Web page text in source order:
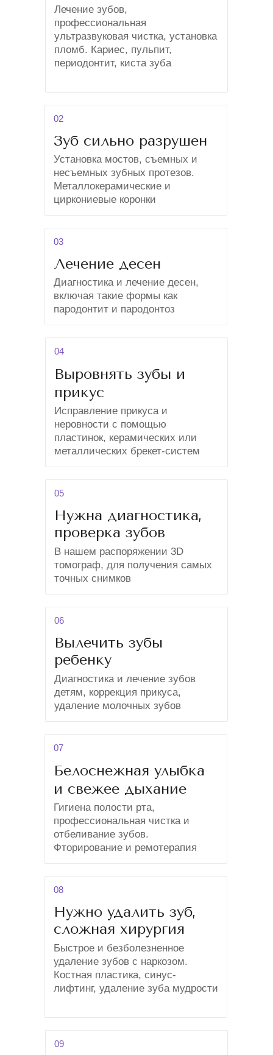
Лечение зубов,
профессиональная
ультразвуковая чистка, установка
пломб. Кариес, пульпит,
периодонтит, киста зуба
02
Зуб сильно разрушен
Установка мостов, съемных и
несъемных зубных протезов.
Металлокерамические и
циркониевые коронки
03
Лечение десен
Диагностика и лечение десен,
включая такие формы как
пародонтит и пародонтоз
04
Выровнять зубы и
прикус
Исправление прикуса и
неровности с помощью
пластинок, керамических или
металлических брекет-систем
05
Нужна диагностика,
проверка зубов
В нашем распоряжении 3D
томограф, для получения самых
точных снимков
06
Вылечить зубы
ребенку
Диагностика и лечение зубов
детям, коррекция прикуса,
удаление молочных зубов
07
Белоснежная улыбка
и свежее дыхание
Гигиена полости рта,
профессиональная чистка и
отбеливание зубов.
Фторирование и ремотерапия
08
Нужно удалить зуб,
сложная хирургия
Быстрое и безболезненное
удаление зубов с наркозом.
Костная пластика, синус-
лифтинг, удаление зуба мудрости
09